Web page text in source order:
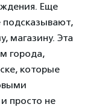
Еще
магазину. Эта
города,
которые
просто не